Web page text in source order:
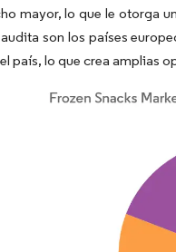
mayor, lo que le otorga
son los países
país, lo que crea amplias